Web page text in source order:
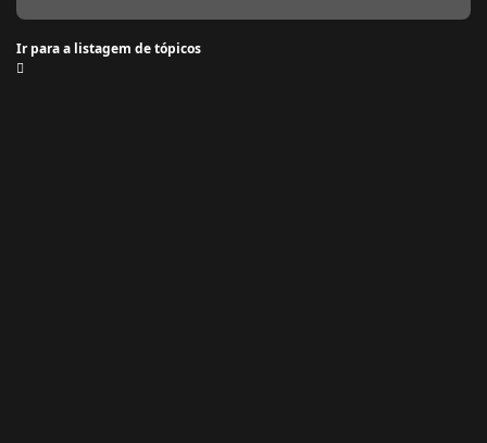
Ir para a listagem de tópicos